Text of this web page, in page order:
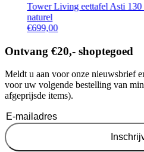
Tower Living eettafel Asti 130
naturel
€699,00
Ontvang €20,- shoptegoed
Meldt u aan voor onze nieuwsbrief
voor uw volgende bestelling van
afgeprijsde items).